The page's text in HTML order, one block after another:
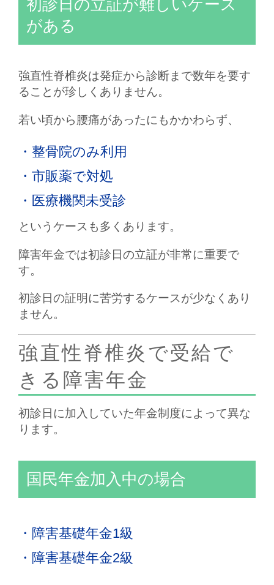
初診日の立証が難しいケース
がある
強直性脊椎炎は発症から診断まで数年を要す
ることが珍しくありません。
若い頃から腰痛があったにもかかわらず、
・整骨院のみ利用
・市販薬で対処
・医療機関未受診
というケースも多くあります。
障害年金では初診日の立証が非常に重要で
す。
初診日の証明に苦労するケースが少なくあり
ません。
強直性脊椎炎で受給で
きる障害年金
初診日に加入していた年金制度によって異な
ります。
国民年金加入中の場合
・障害基礎年金1級
・障害基礎年金2級